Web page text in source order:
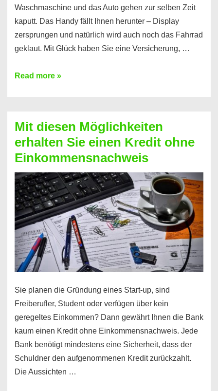
Waschmaschine und das Auto gehen zur selben Zeit
kaputt. Das Handy fällt Ihnen herunter – Display
zersprungen und natürlich wird auch noch das Fahrrad
geklaut. Mit Glück haben Sie eine Versicherung, …
Ferratum
für
schnelle
Durchstarter
Read more »
Mit diesen Möglichkeiten
erhalten Sie einen Kredit ohne
Einkommensnachweis
Sie planen die Gründung eines Start-up, sind
Freiberufler, Student oder verfügen über kein
geregeltes Einkommen? Dann gewährt Ihnen die Bank
kaum einen Kredit ohne Einkommensnachweis. Jede
Bank benötigt mindestens eine Sicherheit, dass der
Schuldner den aufgenommenen Kredit zurückzahlt.
Die Aussichten …